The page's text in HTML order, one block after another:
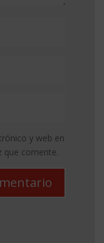
y web en
que comente.